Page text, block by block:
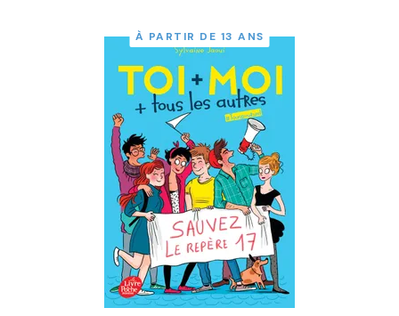
À PARTIR DE 13 ANS